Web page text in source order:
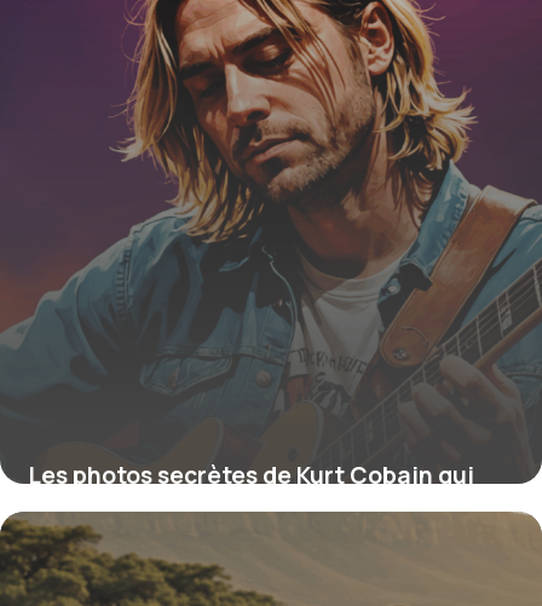
Les photos secrètes de Kurt Cobain qui
révèlent l’âme du guitariste mythique et
la story derrière ses images légendaires
16 juin 2026